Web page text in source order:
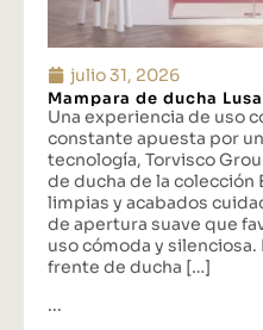
julio 31, 2026
Mampara de ducha
Una experiencia de uso
constante apuesta por
tecnología, Torvisco
de ducha de la colección
limpias y acabados
de apertura suave que
uso cómoda y
frente de ducha […]
...